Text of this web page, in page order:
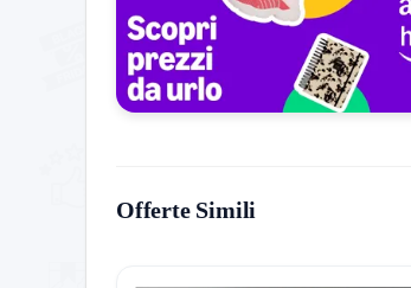
HDR10 Proper maggiore
Filmmaker Modeper colori
⚙️ Immagine
Local Dimming
Offerte Simili